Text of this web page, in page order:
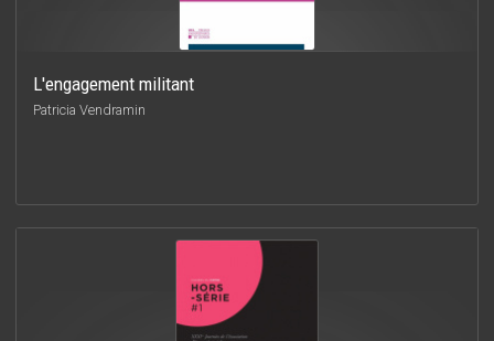
L'engagement militant
Patricia Vendramin